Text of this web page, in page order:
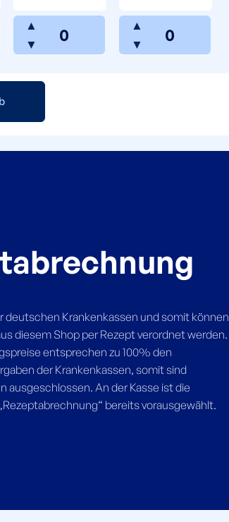
▲
▼
▲
▼
deutschen Krankenkassen und somit können
diesem Shop per Rezept verordnet werden.
entsprechen zu 100% den
der Krankenkassen, somit sind
ausgeschlossen. An der Kasse ist die
bereits vorausgewählt.